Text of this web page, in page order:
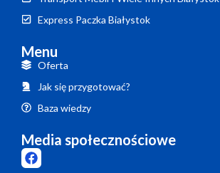
Express Paczka Białystok
Menu
Oferta
Jak się przygotować?
Baza wiedzy
Media społecznościowe